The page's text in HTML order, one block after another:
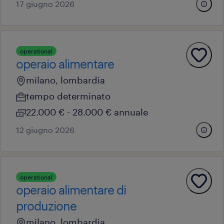
17 giugno 2026
operational
operaio alimentare
milano, lombardia
tempo determinato
22.000 € - 28.000 € annuale
12 giugno 2026
operational
operaio alimentare di
produzione